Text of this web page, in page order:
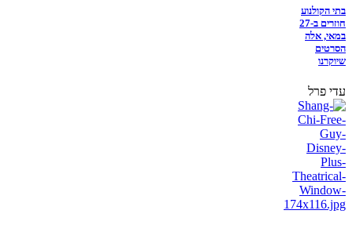
בתי הקולנוע
חוזרים ב-27
במאי, אלה
הסרטים
שיוקרנו
עדי פרל